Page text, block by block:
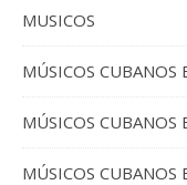
MUSICOS
MÚSICOS CUBANOS
MÚSICOS CUBANOS
MÚSICOS CUBANOS